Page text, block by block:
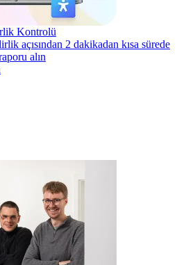
Kontrolü
açısından 2 dakikadan kısa sürede
alın